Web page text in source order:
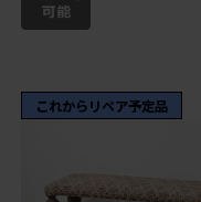
これからリペア予定品